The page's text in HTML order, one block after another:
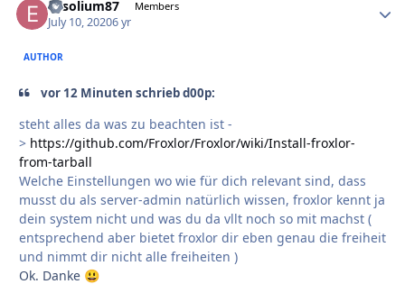
Exsolium87 Members
July 10, 20206 yr
AUTHOR
vor 12 Minuten schrieb d00p:
steht alles da was zu beachten ist -
> https://github.com/Froxlor/Froxlor/wiki/Install-froxlor-
from-tarball
Welche Einstellungen wo wie für dich relevant sind, dass
musst du als server-admin natürlich wissen, froxlor kennt ja
dein system nicht und was du da vllt noch so mit machst (
entsprechend aber bietet froxlor dir eben genau die freiheit
und nimmt dir nicht alle freiheiten )
Ok. Danke 😃